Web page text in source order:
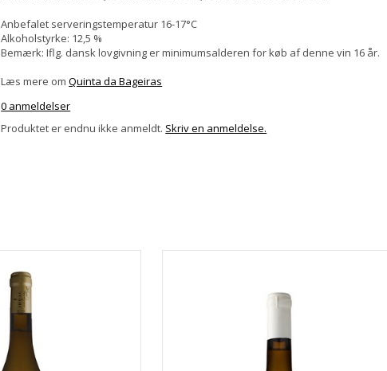
Anbefalet serveringstemperatur 16-17°C
Alkoholstyrke: 12,5 %
Bemærk: Iflg. dansk lovgivning er minimumsalderen for køb af denne vin 16 år.
Læs mere omQuinta da Bageiras
0 anmeldelser
Produktet er endnu ikke anmeldt. Skriv en anmeldelse.